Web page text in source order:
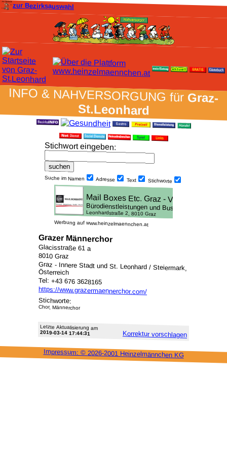
zur Bezirksauswahl
INFO & NAH­VER­SORG­UNG fürGraz-
St.Leonhard
Stich­wort ein­geben:
Suche im Namen Adresse Text Stich­worte
Werbung auf www.heinzelmaennchen.at
Grazer Männerchor
Glacisstraße 61 a
8010 Graz
Graz - Innere Stadt und St. Leonhard / Steiermark,
Österreich
Tel: +43 676 3628165
https://www.grazermaennerchor.com/
Stichworte:
Chor, Männerchor
Letzte Aktu­alisie­rung am
2019-03-14 17:44:31 Korrektur vor­schlagen
Impressum: © 2026-2001 Heinzel­männchen KG